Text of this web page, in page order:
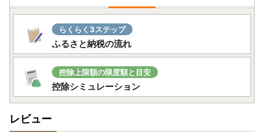
らくらく3ステップ
ふるさと納税の流れ
控除上限額の限度額と目安
控除シミュレーション
レビュー